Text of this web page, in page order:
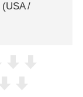
(USA/